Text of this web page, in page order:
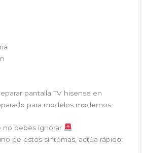
pantalla TV hisense en
para modelos modernos.
no debes ignorar
de estos síntomas, actúa rápido: